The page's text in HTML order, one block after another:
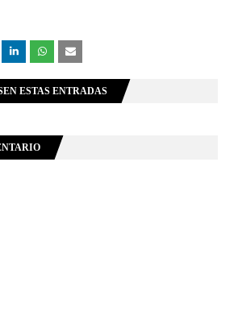
ESTAS ENTRADAS